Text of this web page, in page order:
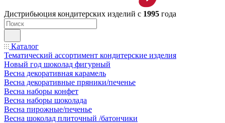
Дистрибьюция кондитерских изделий с 1995 года
Каталог
Тематический ассортимент кондитерские изделия
Новый год шоколад фигурный
Весна декоративная карамель
Весна декоративные пряники/печенье
Весна наборы конфет
Весна наборы шоколада
Весна пирожные/печенье
Весна шоколад плиточный /батончики